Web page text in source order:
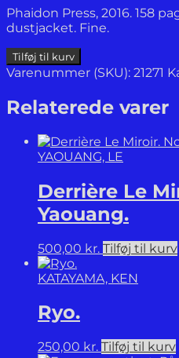
Phaidon Press, 2016. 158
dustjacket. Fine.
Sarah
Sze.
Tilføj til kurv
Varenummer (SKU): 21271
Relaterede varer
YAOUANG, LE
Derrière Le
Yaouang.
500,00 kr. Tilføj til kurv
KATAYAMA, KEN
Ryo.
250,00 kr. Tilføj til kurv